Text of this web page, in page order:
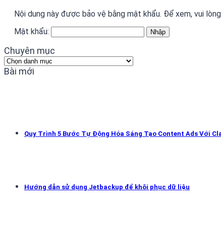
Nội dung này được bảo vệ bằng mật khẩu. Để xem, vui
Mật khẩu:
Chuyên mục
Chuyên
mục
Bài mới
Quy Trình 5 Bước Tự Động Hóa Sáng Tạo Content Ads Với
Hướng dẫn sử dụng Jetbackup để khôi phục dữ liệu